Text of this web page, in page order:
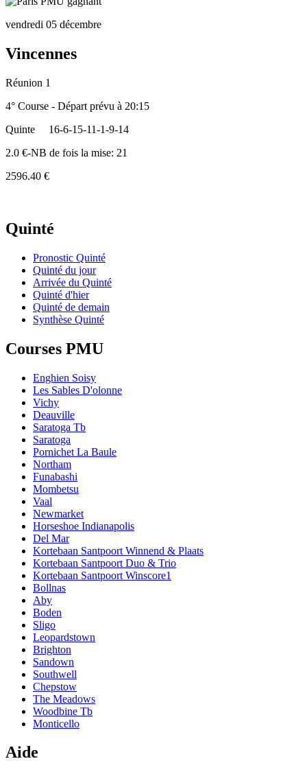
vendredi 05 décembre
Vincennes
Réunion 1
4° Course - Départ prévu à 20:15
Quinte
16-6-15-11-1-9-14
2.0 €-NB de fois la mise: 21
2596.40 €
Quinté
Pronostic Quinté
Quinté du jour
Arrivée du Quinté
Quinté d'hier
Quinté de demain
Synthèse Quinté
Courses PMU
Enghien Soisy
Les Sables D'olonne
Vichy
Deauville
Saratoga Tb
Saratoga
Pornichet La Baule
Northam
Funabashi
Mombetsu
Vaal
Newmarket
Horseshoe Indianapolis
Del Mar
Kortebaan Santpoort Winnend & Plaats
Kortebaan Santpoort Duo & Trio
Kortebaan Santpoort Winscore1
Bollnas
Aby
Boden
Sligo
Leopardstown
Brighton
Sandown
Southwell
Chepstow
The Meadows
Woodbine Tb
Monticello
Aide